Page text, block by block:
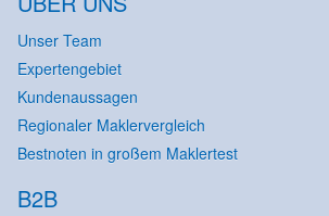
Unser Team
Expertengebiet
Kundenaussagen
Regionaler Maklervergleich
Bestnoten in großem Maklertest
B2B